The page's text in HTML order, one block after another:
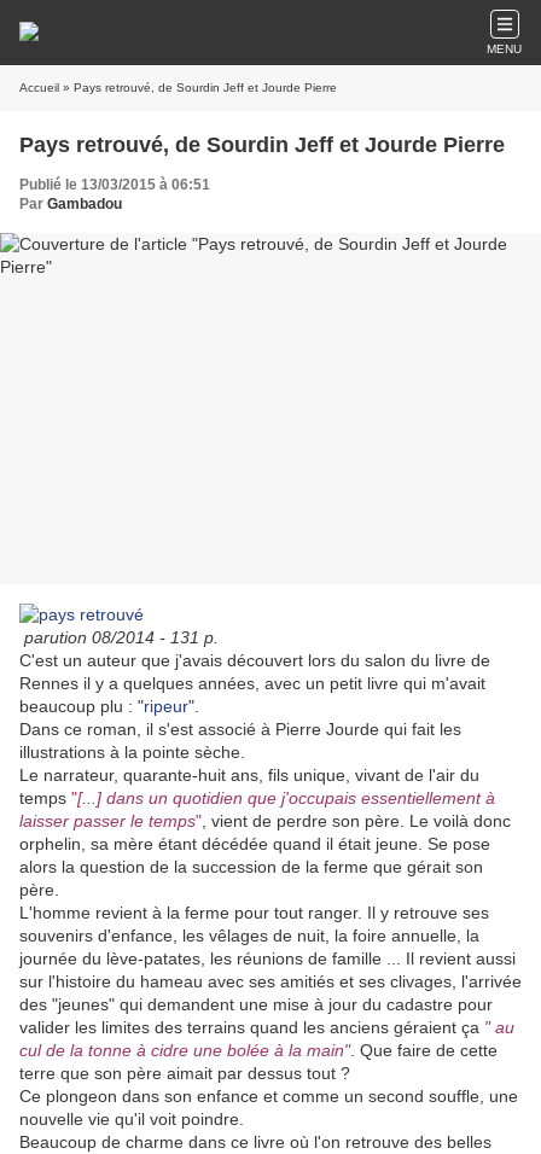
MENU
Accueil » Pays retrouvé, de Sourdin Jeff et Jourde Pierre
Pays retrouvé, de Sourdin Jeff et Jourde Pierre
Publié le 13/03/2015 à 06:51
Par Gambadou
parution 08/2014 - 131 p.
C'est un auteur que j'avais découvert lors du salon du livre de
Rennes il y a quelques années, avec un petit livre qui m'avait
beaucoup plu : "ripeur".
Dans ce roman, il s'est associé à Pierre Jourde qui fait les
illustrations à la pointe sèche.
Le narrateur, quarante-huit ans, fils unique, vivant de l'air du
temps "[...] dans un quotidien que j'occupais essentiellement à
laisser passer le temps" , vient de perdre son père. Le voilà donc
orphelin, sa mère étant décédée quand il était jeune. Se pose
alors la question de la succession de la ferme que gérait son
père.
L'homme revient à la ferme pour tout ranger. Il y retrouve ses
souvenirs d'enfance, les vêlages de nuit, la foire annuelle, la
journée du lève-patates, les réunions de famille ... Il revient aussi
sur l'histoire du hameau avec ses amitiés et ses clivages, l'arrivée
des "jeunes" qui demandent une mise à jour du cadastre pour
valider les limites des terrains quand les anciens géraient ça " au
cul de la tonne à cidre une bolée à la main". Que faire de cette
terre que son père aimait par dessus tout ?
Ce plongeon dans son enfance et comme un second souffle, une
nouvelle vie qu'il voit poindre.
Beaucoup de charme dans ce livre où l'on retrouve des belles